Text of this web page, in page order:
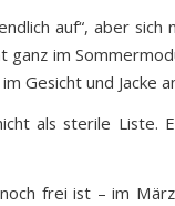
auf“, aber sich
ganz im
Gesicht und Jacke
als sterile Liste.
noch frei ist – im